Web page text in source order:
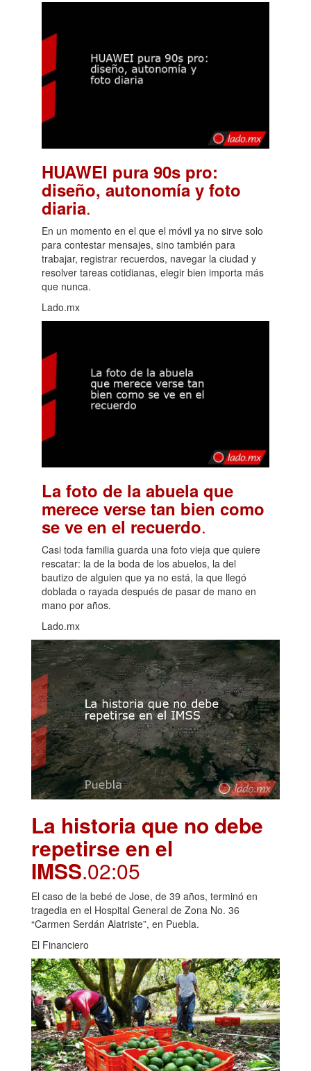
HUAWEI pura 90s pro:
diseño, autonomía y foto
diaria.
En un momento en el que el móvil ya no sirve solo
para contestar mensajes, sino también para
trabajar, registrar recuerdos, navegar la ciudad y
resolver tareas cotidianas, elegir bien importa más
que nunca.
Lado.mx
La foto de la abuela que
merece verse tan bien como
se ve en el recuerdo.
Casi toda familia guarda una foto vieja que quiere
rescatar: la de la boda de los abuelos, la del
bautizo de alguien que ya no está, la que llegó
doblada o rayada después de pasar de mano en
mano por años.
Lado.mx
La historia que no debe
repetirse en el
IMSS.02:05
El caso de la bebé de Jose, de 39 años, terminó en
tragedia en el Hospital General de Zona No. 36
“Carmen Serdán Alatriste”, en Puebla.
El Financiero